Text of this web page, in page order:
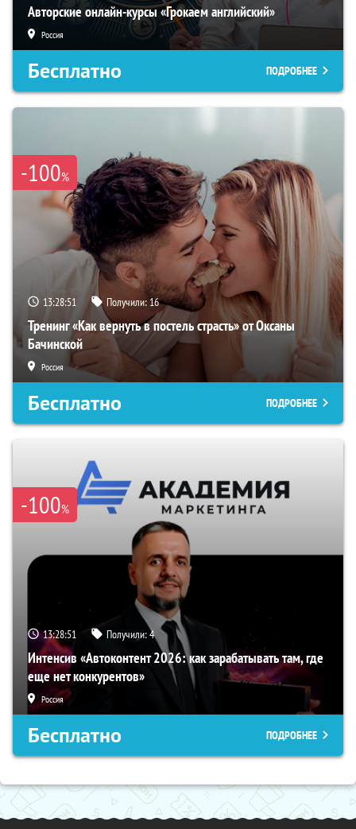
Авторские онлайн-курсы «Грокаем английский»
Россия
Бесплатно ПОДРОБНЕЕ
-100%
13:28:50 Получили:16
Тренинг «Как вернуть в постель страсть» от Оксаны
Бачинской
Россия
Бесплатно ПОДРОБНЕЕ
-100%
13:28:50 Получили:4
Интенсив «Автоконтент 2026: как зарабатывать там, где
еще нет конкурентов»
Россия
Бесплатно ПОДРОБНЕЕ